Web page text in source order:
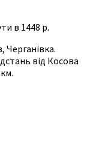
в 1448 р.
Черганівка.
від Косова